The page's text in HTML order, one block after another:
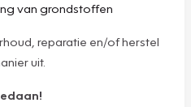
van grondstoffen
reparatie en/of herstel
uit.